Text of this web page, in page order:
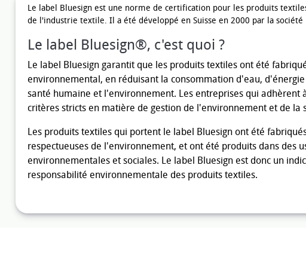
Le label Bluesign est une norme de certification pour les produits
de l'industrie textile. Il a été développé en Suisse en 2000 par la société
Le label Bluesign®, c'est quoi ?
Le label Bluesign garantit que les produits textiles ont été
environnemental, en réduisant la consommation d'eau,
santé humaine et l'environnement. Les entreprises qui adhèrent
critères stricts en matière de gestion de l'environnement et de la
Les produits textiles qui portent le label Bluesign ont été
respectueuses de l'environnement, et ont été produits dans des
environnementales et sociales. Le label Bluesign est donc un
responsabilité environnementale des produits textiles.